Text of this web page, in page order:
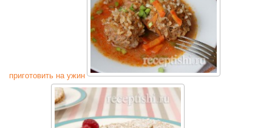
приготовить на ужин